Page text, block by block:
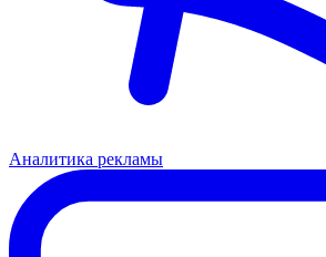
Аналитика рекламы